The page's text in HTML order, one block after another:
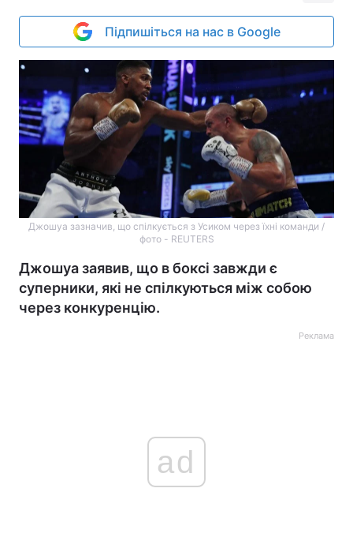
Підпишіться на нас в Google
Джошуа зазначив, що спілкується з Усиком через їхні команди /
фото - REUTERS
Джошуа заявив, що в боксі завжди є
суперники, які не спілкуються між собою
через конкуренцію.
Реклама
ad